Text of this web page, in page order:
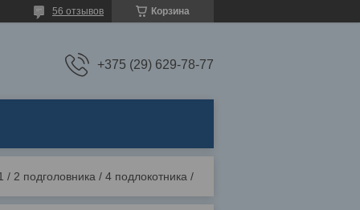
Корзина
56 отзывов
+375 (29) 629-78-77
2 подголовника / 4 подлокотника /